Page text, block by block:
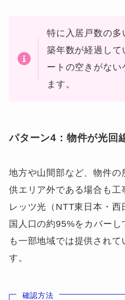
特に入居戸数の多
築年数が経過して
ートの空きがない
ます。
パターン4：物件が光回
地方や山間部など、物件の
供エリア外である場合も工
レッツ光（NTT東日本・西
国人口の約95%をカバー
も一部地域では提供されて
す。
確認方法